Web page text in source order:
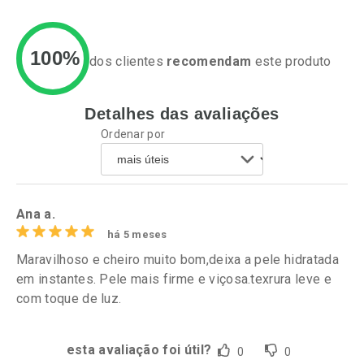
Ativar Desconto
Comprar sem Desconto
Por R$ 34,39/cada
Comprar sem Desconto
Ativar Desconto
Comprar sem Desconto
Por R$ 37,25/cada
100% dos clientes recomendam este produto
Detalhes das avaliações
Ordenar por
Ana a.
há 5 meses
Maravilhoso e cheiro muito bom,deixa a pele hidratada
em instantes. Pele mais firme e viçosa.texrura leve e
com toque de luz.
esta avaliação foi útil? 0 0